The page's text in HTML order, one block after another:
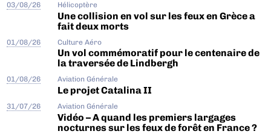
03/08/26 Hélicoptère
Une collision en vol sur les feux en Grèce a
fait deux morts
01/08/26 Culture Aéro
Un vol commémoratif pour le centenaire de
la traversée de Lindbergh
01/08/26 Aviation Générale
Le projet Catalina II
31/07/26 Aviation Générale
Vidéo – A quand les premiers largages
nocturnes sur les feux de forêt en France ?